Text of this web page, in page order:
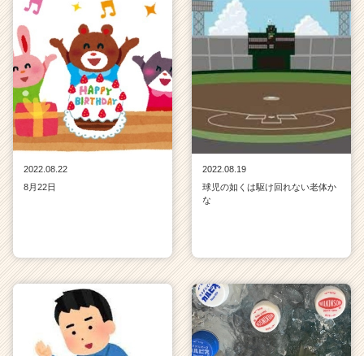
2022.08.22
8月22日
2022.08.19
球児の如くは駆け回れない老体か
な